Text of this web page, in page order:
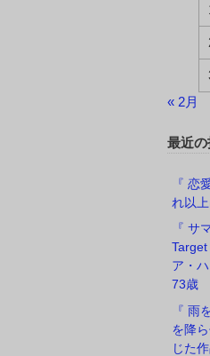
« 2月
最近
『 恋
れ以
『 サ
ア・
73歳
『 雨
を降
じた